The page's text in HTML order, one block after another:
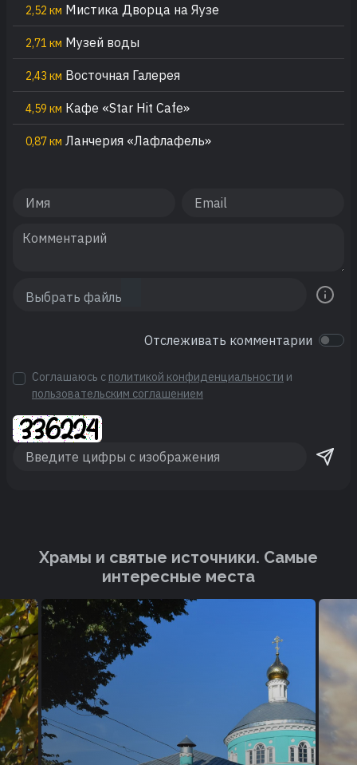
2,52 км Мистика Дворца на Яузе
2,71 км Музей воды
2,43 км Восточная Галерея
4,59 км Кафе «Star Hit Cafe»
0,87 км Ланчерия «Лафлафель»
Отслеживать комментарии
Соглашаюсь с политикой конфиденциальности и
пользовательским соглашением
Храмы и святые источники. Cамые
интересные места